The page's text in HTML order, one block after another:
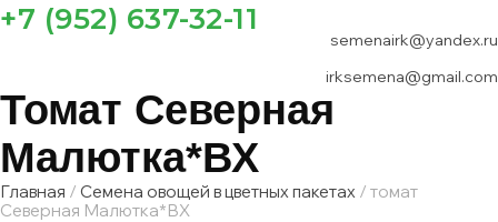
+7 (952) 637-32-11
semenairk@yandex.ru
irksemena@gmail.com
Томат Северная
Малютка*ВХ
Главная / Семена овощей в цветных пакетах / томат
Северная Малютка*ВХ